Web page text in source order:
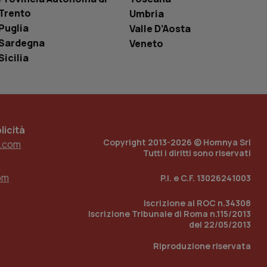
Umbria
Valle D’Aosta
Veneto
Copyright 2013-2026 © Homnya Srl
Tutti i diritti sono riservati
P.I. e C.F. 13026241003
Iscrizione al ROC n.34308
Iscrizione Tribunale di Roma n.115/2013
del 22/05/2013
Riproduzione riservata
per mantenere
del sito web sta
di
tenere traccia
incorporati
del sito web sta
tenere traccia
dell’esperienza
con identity